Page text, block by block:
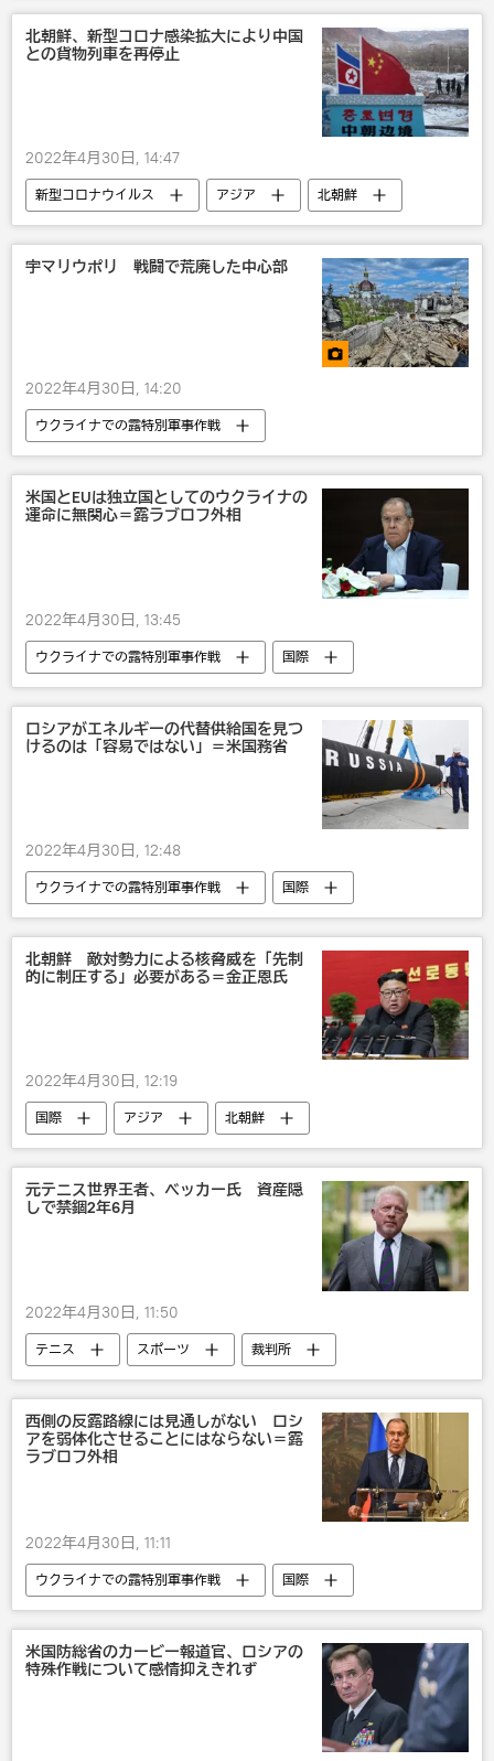
北朝鮮、新型コロナ感染拡大により中国
との貨物列車を再停止
2022年4月30日, 14:47
新型コロナウイルス アジア
北朝鮮
中国
貿易
宇マリウポリ 戦闘で荒廃した中心部
2022年4月30日, 14:20
ウクライナでの露特別軍事作戦
マルチメディア
写真 ウクライナ
米国とEUは独立国としてのウクライナの
運命に無関心＝露ラブロフ外相
2022年4月30日, 13:45
ウクライナでの露特別軍事作戦
国際
ロシア
ウクライナ
セルゲイ・ラブロフ
ロシアがエネルギーの代替供給国を見つ
けるのは「容易ではない」＝米国務省
2022年4月30日, 12:48
ウクライナでの露特別軍事作戦
国際
ロシア
欧州
欧州連合
ガス
米国
北朝鮮 敵対勢力による核脅威を「先制
的に制圧する」必要がある＝金正恩氏
2022年4月30日, 12:19
国際 アジア
北朝鮮
金正恩
核兵器 軍事
元テニス世界王者、ベッカー氏 資産隠
しで禁錮2年6月
2022年4月30日, 11:50
テニス スポーツ
裁判所
英国
スキャンダル
西側の反露路線には見通しがない ロシ
アを弱体化させることにはならない＝露
ラブロフ外相
2022年4月30日, 11:11
ウクライナでの露特別軍事作戦
国際
ロシア
セルゲイ・ラブロフ
米国防総省のカービー報道官、ロシアの
特殊作戦について感情抑えきれず